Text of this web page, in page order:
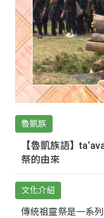
魯凱族
【魯凱族語】
祭的由來
文化介紹
傳統祖靈祭是一系